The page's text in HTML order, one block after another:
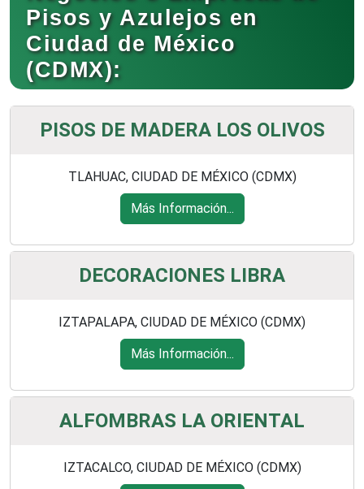
Pisos y Azulejos en
Ciudad de México
(CDMX):
PISOS DE MADERA LOS OLIVOS
TLAHUAC, CIUDAD DE MÉXICO (CDMX)
Más Información...
DECORACIONES LIBRA
IZTAPALAPA, CIUDAD DE MÉXICO (CDMX)
Más Información...
ALFOMBRAS LA ORIENTAL
IZTACALCO, CIUDAD DE MÉXICO (CDMX)